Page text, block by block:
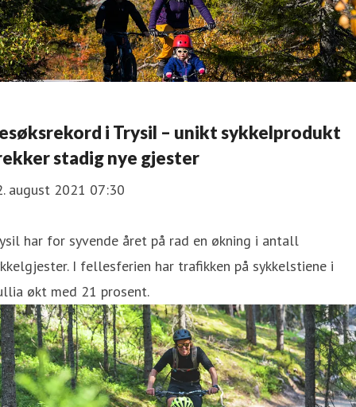
i Trysil – unikt sykkelprodukt
stadig nye gjester
august 2021 07:30
har for syvende året på rad en økning i antall
I fellesferien har trafikken på sykkelstiene i
økt med 21 prosent.